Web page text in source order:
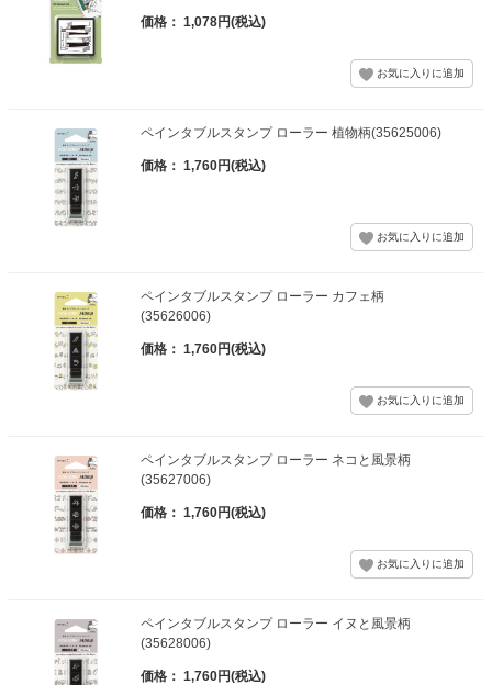
価格： 1,078円(税込)
ペインタブルスタンプ ローラー 植物柄(35625006)
価格： 1,760円(税込)
ペインタブルスタンプ ローラー カフェ柄
(35626006)
価格： 1,760円(税込)
ペインタブルスタンプ ローラー ネコと風景柄
(35627006)
価格： 1,760円(税込)
ペインタブルスタンプ ローラー イヌと風景柄
(35628006)
価格： 1,760円(税込)